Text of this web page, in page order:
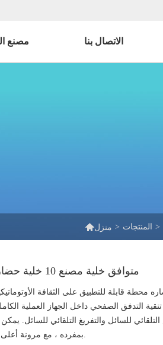
مصنع الاتصال بنا
منزل > المنتجات >
GMP متوافق خلية مصنع 10 خلية حضاره محطة العمل
التدفق الصفحي داخل الجهاز العملية
التلقائي للسائل والتفريغ التلقائي للسائل.
بمفرده ، مع مرونة أعلى وتكيف أكثر ثراءً مع المشهد.